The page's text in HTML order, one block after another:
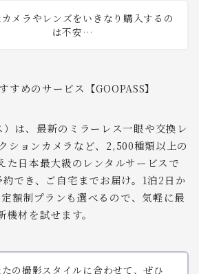
メラやレンズをいきなり購入するの
は不安…
すめのサービス【GOOPASS】
）は、最新のミラーレス一眼や交換レ
ションカメラなど、2,500種類以上の
た日本最大級のレンタルサービスで
でき、ご自宅までお届け。1泊2日か
額制プランも選べるので、気軽に最
機材を試せます。
たの撮影スタイルに合わせて、ぜひ